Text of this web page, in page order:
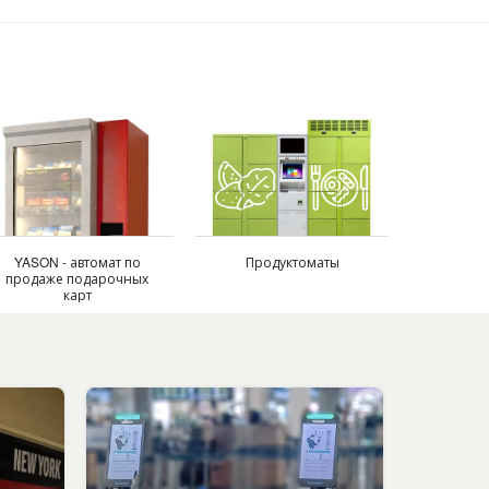
YASON - автомат по
продаже подарочных
карт
Продуктоматы